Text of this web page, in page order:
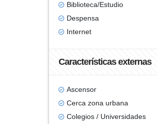
Biblioteca/Estudio
Despensa
Internet
Características externas
Ascensor
Cerca zona urbana
Colegios / Universidades